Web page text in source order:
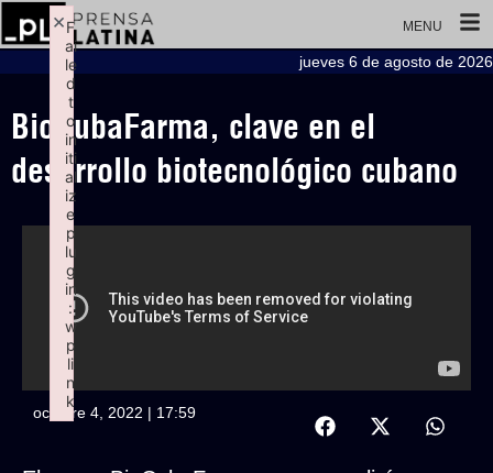
MENU
jueves 6 de agosto de 2026
BioCubaFarma, clave en el
desarrollo biotecnológico cubano
octubre 4, 2022 | 17:59
F
ai
le
d
t
o
in
iti
al
iz
e
p
lu
g
in
:
w
p
li
n
k
×
Failed to initialize plugin: wplink